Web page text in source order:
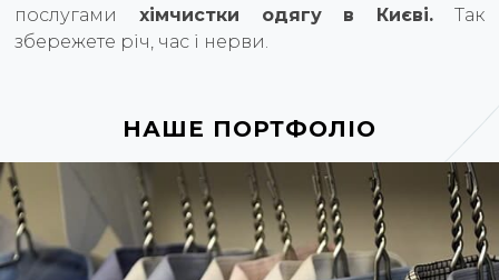
послугами
хімчистки одягу в Києві.Так
збережете річ, час і нерви.
НАШЕ ПОРТФОЛІО